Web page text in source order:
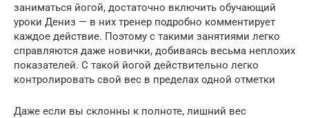
заниматься йогой, достаточно включить обучающий
уроки Дениз — в них тренер подробно комментирует
каждое действие. Поэтому с такими занятиями легко
справляются даже новички, добиваясь весьма неплохих
показателей. С такой йогой действительно легко
контролировать свой вес в пределах одной отметки
Даже если вы склонны к полноте, лишний вес